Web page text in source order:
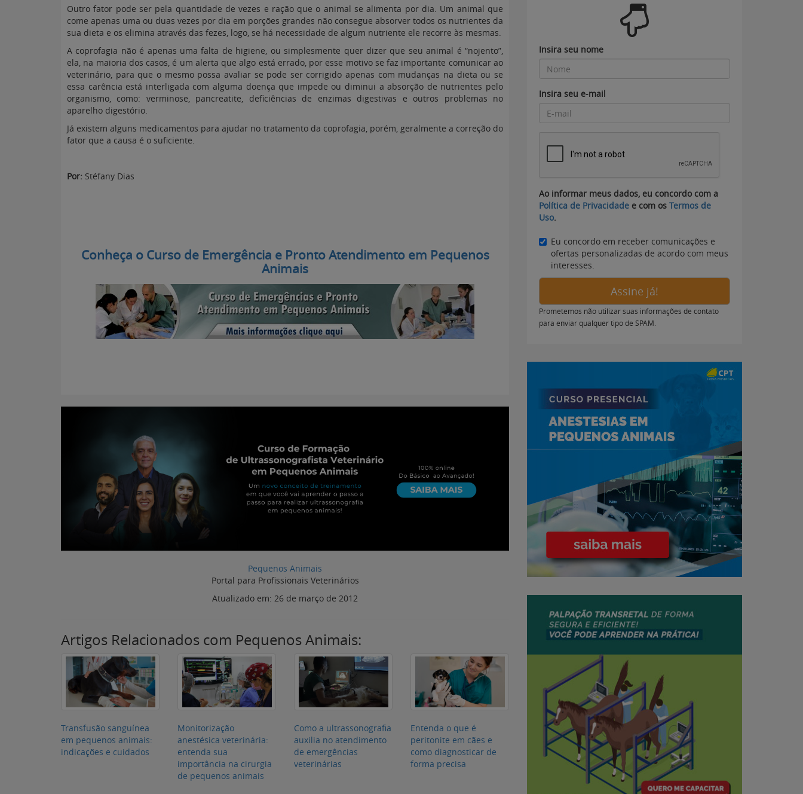
Outro fator pode ser pela quantidade de vezes e ração que o animal se alimenta por dia. Um animal que
come apenas uma ou duas vezes por dia em porções grandes não consegue absorver todos os nutrientes da
sua dieta e os elimina através das fezes, logo, se há necessidade de algum nutriente ele recorre às mesmas.
A coprofagia não é apenas uma falta de higiene, ou simplesmente quer dizer que seu animal é “nojento”,
ela, na maioria dos casos, é um alerta que algo está errado, por esse motivo se faz importante comunicar ao
veterinário, para que o mesmo possa avaliar se pode ser corrigido apenas com mudanças na dieta ou se
essa carência está interligada com alguma doença que impede ou diminui a absorção de nutrientes pelo
organismo, como: verminose, pancreatite, deficiências de enzimas digestivas e outros problemas no
aparelho digestório.
Já existem alguns medicamentos para ajudar no tratamento da coprofagia, porém, geralmente a correção do
fator que a causa é o suficiente.
Por: Stéfany Dias
Conheça o Curso de Emergência e Pronto Atendimento em Pequenos
Animais
Atualizado em:26 de março de 2012
Artigos Relacionados com Pequenos Animais:
Monitorização
anestésica veterinária:
de pequenos animais
Como a ultrassonografia
auxilia no atendimento
Insira seu nome
Insira seu e-mail
Ao informar meus dados, eu concordo com a
Política de Privacidade e com os Termos de
Uso.
Eu concordo em receber comunicações e
ofertas personalizadas de acordo com meus
interesses.
Assine já!
Prometemos não utilizar suas informações de contato
para enviar qualquer tipo de SPAM.